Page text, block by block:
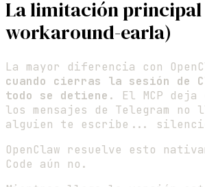
La limitación
workaround-earla)
La mayor diferencia con
cuando cierras la sesión de
todo se detiene . El MCP deja
los mensajes de Telegram
alguien te escribe...
OpenClaw resuelve esto
Code aún no.